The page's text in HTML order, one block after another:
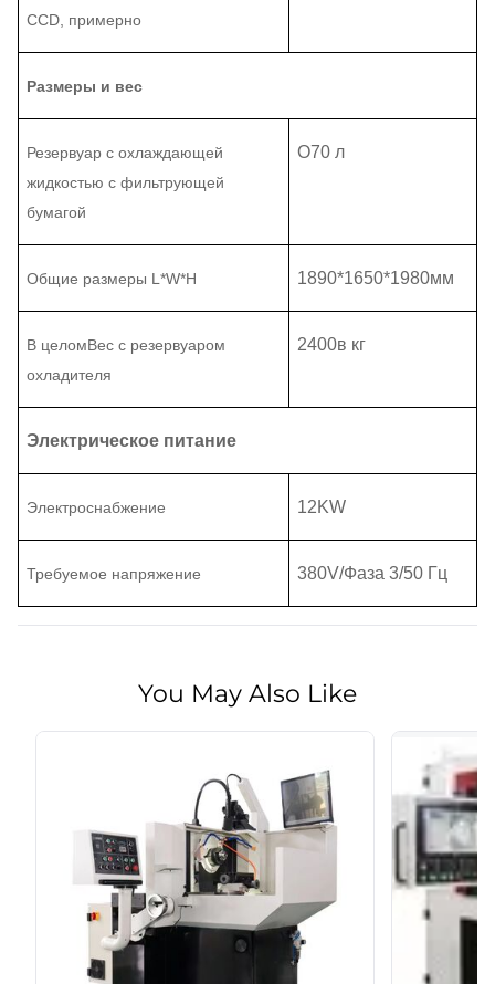
CCD , примерно
Размеры и вес
Резервуар с охлаждающей
жидкостью с фильтрующей
бумагой
О70 л
Общие размеры L*W*H 1890*1650*1980мм
В целомВес с резервуаром
охладителя
2400в кг
Электрическое питание
Электроснабжение 12KW
Требуемое напряжение 380V/Фаза 3/50 Гц
You May Also Like